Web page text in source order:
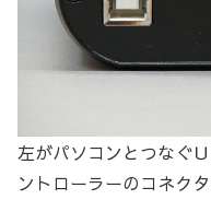
左がパソコンとつなぐ
ントローラーのコネクタ